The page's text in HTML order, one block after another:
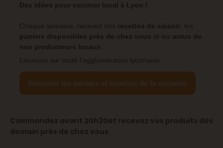
Des idées pour cuisiner local à Lyon !
Chaque semaine, recevez nos recettes de saison
, les
paniers disponibles près de chez vous et les actus de
nos producteurs locaux
Livraison sur toute l’agglomération lyonnaise.
Recevoir les paniers et recettes de la semaine
Commandez avant 20h30et recevez vos produits dès
demain près de chez vous.